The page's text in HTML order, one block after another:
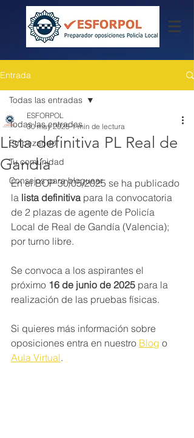
Entrada
Todas las entradas
Empezando
Tu comunidad
Consejos para bloguear
Todas las entradas
Lista definitiva PL Real de
Gandía
ESFORPOL
30 may 2025 1 min de lectura
En el BOP 30/05/2025 se ha publicado
la lista definitiva para la convocatoria
de 2 plazas de agente de Policía
Local de Real de Gandía (Valencia);
por turno libre.
Se convoca a los aspirantes el
próximo 16 de junio de 2025 para la
realización de las pruebas físicas.
Si quieres más información sobre
oposiciones entra en nuestro Blog o
Aula Virtual.